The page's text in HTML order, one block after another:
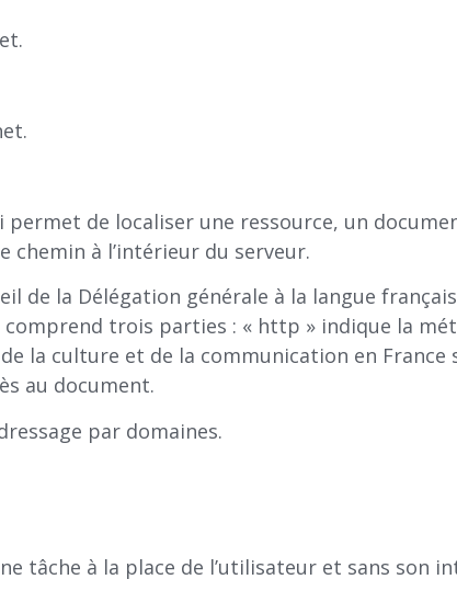
de localiser une ressource, un
chemin à l’intérieur du serveur.
de la Délégation générale à la langue
trois parties : « http » indique la
la culture et de la communication en France
au document.
par domaines.
tâche à la place de l’utilisateur et sans son